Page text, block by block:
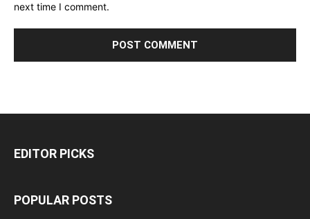
next time I comment.
EDITOR PICKS
POPULAR POSTS